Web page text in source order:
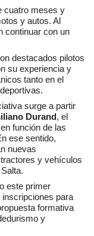
cuatro meses y
y autos. Al
continuar con un
destacados pilotos
su experiencia y
tanto en el
surge a partir
Durand, el
función de las
ese sentido,
nuevas
y vehículos
este primer
para
formativa
y